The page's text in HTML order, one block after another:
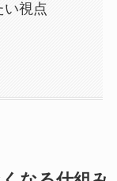
い視点